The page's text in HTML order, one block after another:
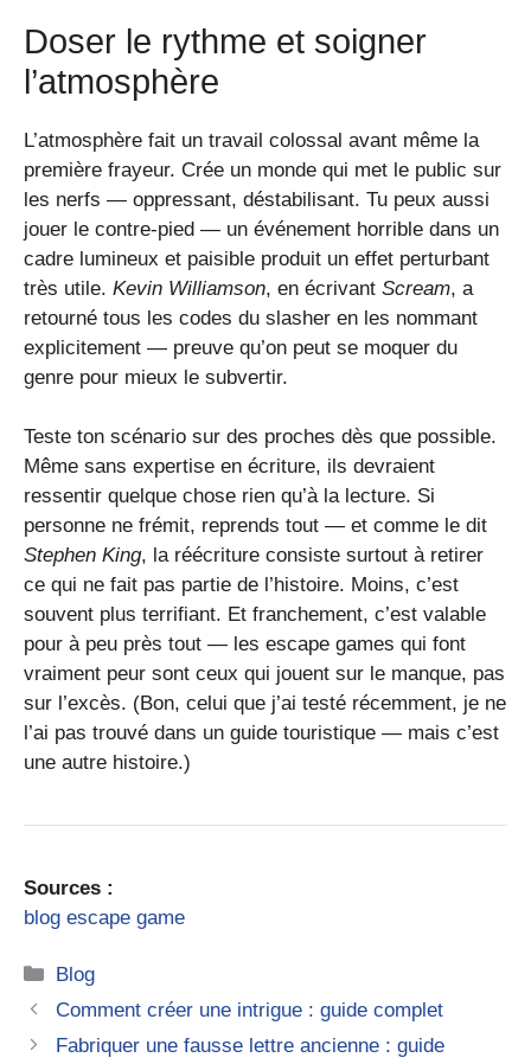
Doser le rythme et soigner
l’atmosphère
L’atmosphère fait un travail colossal avant même la
première frayeur. Crée un monde qui met le public sur
les nerfs — oppressant, déstabilisant. Tu peux aussi
jouer le contre-pied — un événement horrible dans un
cadre lumineux et paisible produit un effet perturbant
très utile. Kevin Williamson, en écrivant Scream, a
retourné tous les codes du slasher en les nommant
explicitement — preuve qu’on peut se moquer du
genre pour mieux le subvertir.
Teste ton scénario sur des proches dès que possible.
Même sans expertise en écriture, ils devraient
ressentir quelque chose rien qu’à la lecture. Si
personne ne frémit, reprends tout — et comme le dit
Stephen King, la réécriture consiste surtout à retirer
ce qui ne fait pas partie de l’histoire. Moins, c’est
souvent plus terrifiant. Et franchement, c’est valable
pour à peu près tout — les escape games qui font
vraiment peur sont ceux qui jouent sur le manque, pas
sur l’excès. (Bon, celui que j’ai testé récemment, je ne
l’ai pas trouvé dans un guide touristique — mais c’est
une autre histoire.)
Sources :
blog escape game
Catégories
Blog
Comment créer une intrigue : guide complet
Fabriquer une fausse lettre ancienne : guide